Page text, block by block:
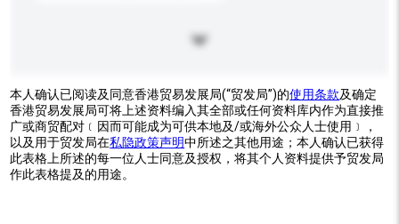
本人确认已阅读及同意香港贸易发展局(“贸发局”)的使用条款及确定
香港贸易发展局可将上述资料编入其全部或任何资料库内作为直接推
广或商贸配对﹝因而可能成为可供本地及/或海外公众人士使用﹞，
以及用于贸发局在私隐政策声明中所述之其他用途；本人确认已获得
此表格上所述的每一位人士同意及授权，将其个人资料提供予贸发局
作此表格提及的用途。